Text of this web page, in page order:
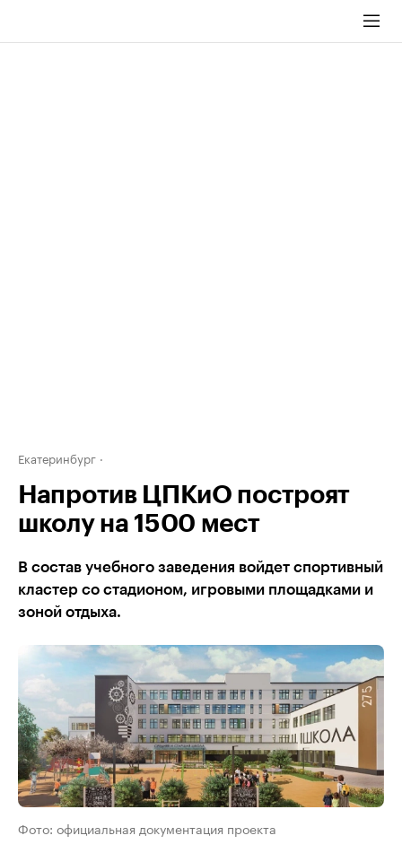
Екатеринбург
Напротив ЦПКиО построят
школу на 1500 мест
В состав учебного заведения войдет спортивный
кластер со стадионом, игровыми площадками и
зоной отдыха.
Фото: официальная документация проекта